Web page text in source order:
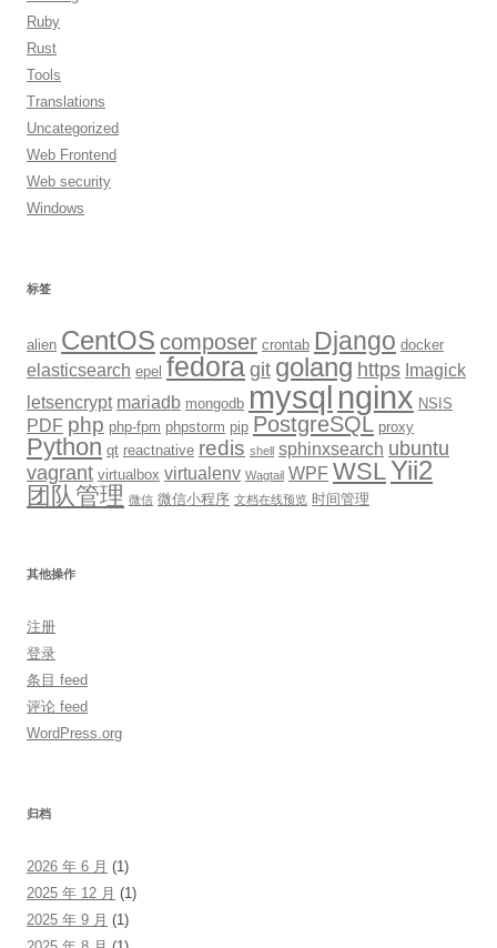
Ruby
Rust
Tools
Translations
Uncategorized
Web Frontend
Web security
Windows
标签
alien CentOS composer crontab Django docker
elasticsearch epel fedora git golang https Imagick
letsencrypt mariadb mongodb mysql nginx NSIS
PDF php php-fpm phpstorm pip PostgreSQL proxy
Python qt reactnative redis shell sphinxsearch ubuntu
vagrant virtualbox virtualenv Wagtail WPF WSLYii2
团队管理 微信 微信小程序 文档在线预览 时间管理
其他操作
注册
登录
条目 feed
评论 feed
WordPress.org
归档
2026 年 6 月 (1)
2025 年 12 月 (1)
2025 年 9 月 (1)